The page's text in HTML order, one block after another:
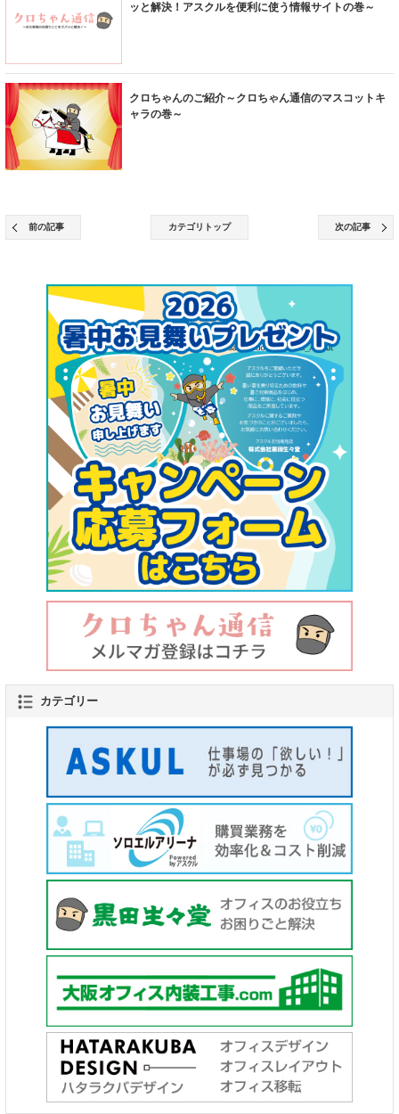
ッと解決！アスクルを便利に使う情報サイトの巻～
クロちゃんのご紹介～クロちゃん通信のマスコットキ
ャラの巻～
前の記事 カテゴリトップ 次の記事
カテゴリー